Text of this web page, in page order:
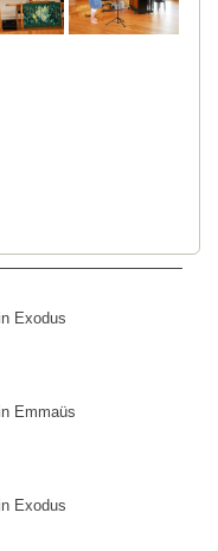
Exodus
Emmaüs
Exodus